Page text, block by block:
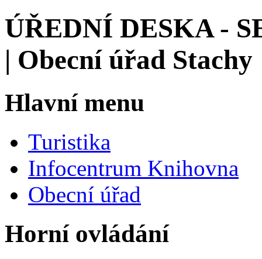
ÚŘEDNÍ DESKA -
| Obecní úřad Stachy
Hlavní menu
Turistika
Infocentrum Knihovna
Obecní úřad
Horní ovládání